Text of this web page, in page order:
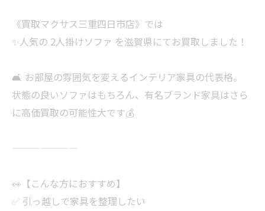
《買取マクサス三重四日市店》では
✨人気の 2人掛けソファ を滋賀県にてお買取しました！
🛋 お部屋の雰囲気を変えるインテリア家具の代表格。
状態の良いソファはもちろん、有名ブランド家具はさら
に高価買取の可能性大です💰
———————
👀【こんな方におすすめ】
✅ 引っ越しで家具を整理したい